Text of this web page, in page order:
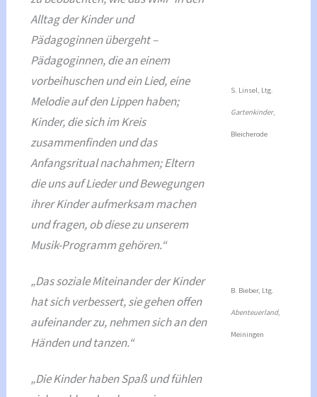
Alltag der Kinder und
Pädagoginnen übergeht –
Pädagoginnen, die an einem
vorbeihuschen und ein Lied, eine
Melodie auf den Lippen haben;
Kinder, die sich im Kreis
zusammenfinden und das
Anfangsritual nachahmen; Eltern
die uns auf Lieder und Bewegungen
ihrer Kinder aufmerksam machen
und fragen, ob diese zu unserem
Musik-Programm gehören.“
S. Linsel, Ltg.
Gartenkinder,
Bleicherode
„Das soziale Miteinander der Kinder
hat sich verbessert, sie gehen offen
aufeinander zu, nehmen sich an den
Händen und tanzen.“
B. Bieber, Ltg.
Abenteuerland,
Meiningen
„Die Kinder haben Spaß und fühlen